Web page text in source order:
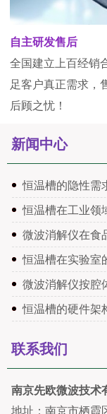
自主研发售后
全国建立上百经销
足客户真正需求，
后顾之忧！
新闻中心
恒温槽的隐性需
恒温槽在工业领
微波消解仪在食
恒温槽在实验室
微波消解仪按腔
恒温槽的硬件架
联系我们
南京先欧微波技术
地址：南京市栖霞